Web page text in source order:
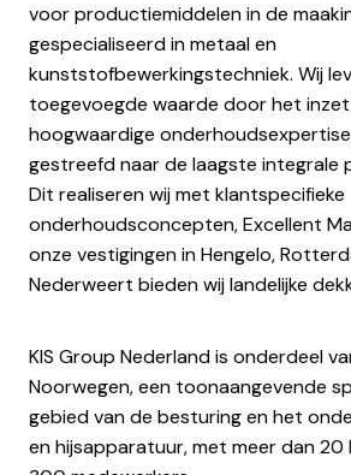
voor productiemiddelen in de
gespecialiseerd in metaal en
kunststofbewerkingstechniek. Wij
toegevoegde waarde door het
hoogwaardige
gestreefd naar de laagste integrale
Dit realiseren wij met klantspecifieke
onderhoudsconcepten, Excellent
onze vestigingen in Hengelo,
Nederweert bieden wij landelijke
KIS Group Nederland is onderdeel
Noorwegen, een toonaangevende
gebied van de besturing en het
en hijsapparatuur, met meer dan